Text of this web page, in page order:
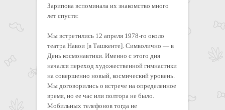
Зарипова вспоминала их знакомство много
лет спустя:
Мы встретились 12 апреля 1978-го около
театра Навои [в Ташкенте]. Символично — в
День космонавтики. Именно с этого дня
начался переход художественной гимнастики
на совершенно новый, космический уровень.
Мы договорились о встрече на определенное
время, но ее час или полтора не было.
Мобильных телефонов тогда не